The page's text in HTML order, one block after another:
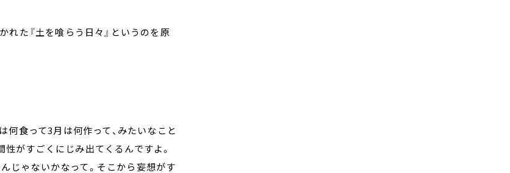
れた『土を喰らう日々』というのを原
何食って3月は何作って、みたいなこと
がすごくにじみ出てくるんですよ。
じゃないかなって。そこから妄想がす